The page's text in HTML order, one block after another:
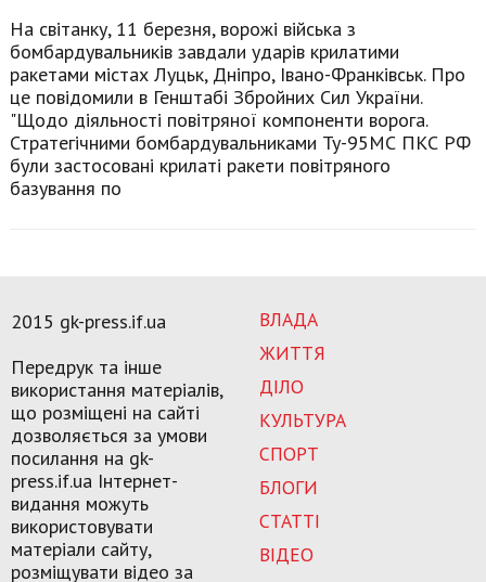
На світанку, 11 березня, ворожі війська з
бомбардувальників завдали ударів крилатими
ракетами містах Луцьк, Дніпро, Івано-Франківськ. Про
це повідомили в Генштабі Збройних Сил України.
"Щодо діяльності повітряної компоненти ворога.
Стратегічними бомбардувальниками Ту-95МС ПКС РФ
були застосовані крилаті ракети повітряного
базування по
ВЛАДА
ЖИТТЯ
ДІЛО
КУЛЬТУРА
СПОРТ
БЛОГИ
СТАТТІ
ВІДЕО
2015 gk-press.if.ua
Передрук та інше
використання матеріалів,
що розміщені на сайті
дозволяється за умови
посилання на gk-
press.if.ua Інтернет-
видання можуть
використовувати
матеріали сайту,
розміщувати відео за